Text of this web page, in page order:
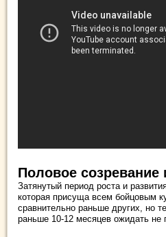
Половое созревание
Затянутый период роста и
которая присуща всем бойцовым
сравнительно раньше других, но
раньше 10-12 месяцев ожидать не